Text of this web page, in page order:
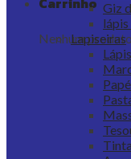
Nenhum
Giz
Lapiseiras